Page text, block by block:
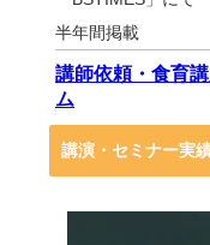
半年間掲載
講師依頼・食育
ム
講演・セミナー実